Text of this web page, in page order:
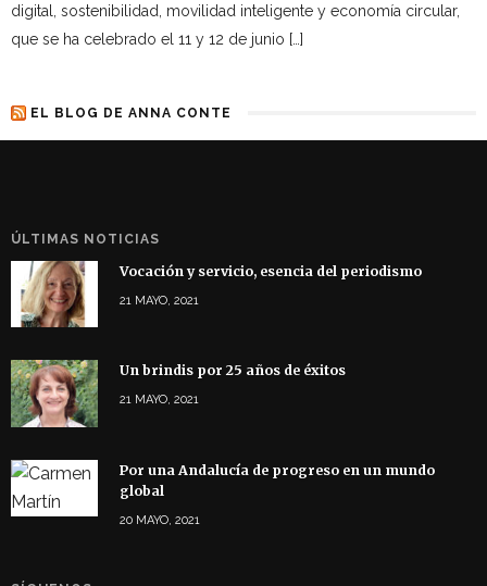
digital, sostenibilidad, movilidad inteligente y economía circular,
que se ha celebrado el 11 y 12 de junio […]
EL BLOG DE ANNA CONTE
ÚLTIMAS NOTICIAS
Vocación y servicio, esencia del periodismo
21 MAYO, 2021
Un brindis por 25 años de éxitos
21 MAYO, 2021
Por una Andalucía de progreso en un mundo
global
20 MAYO, 2021